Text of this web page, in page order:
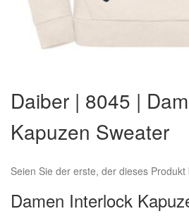
der
Bildergalerie
springen
Daiber | 8045 |
Kapuzen Sweater
Seien Sie der erste, der dieses Produkt
Damen Interlock